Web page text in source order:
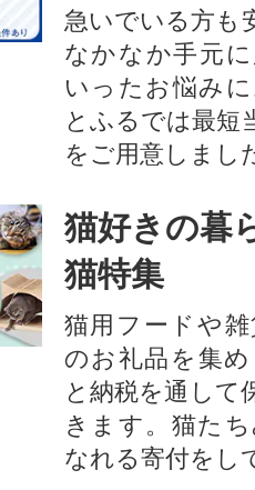
急いでいる方も
なかなか手元
いったお悩み
とふるでは最短
をご用意しまし
猫好きの暮
猫特集
猫用フードや
のお礼品を集
と納税を通して
きます。猫た
なれる寄付をし